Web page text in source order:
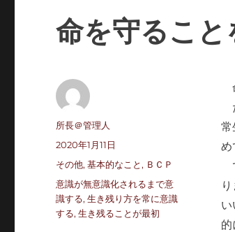
命を守ること
常
め
投
稿
所長＠管理人
投
稿
2020年1月11日
カ
テ
ゴ
リ
ー
その他,基本的なこと , ＢＣＰ
タ
グ
意識が無意識化されるまで意
識する,生き残り方を常に意識
する,生き残ることが最初